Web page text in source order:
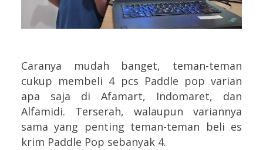
Caranya mudah banget, teman-teman
cukup membeli 4 pcs Paddle pop varian
apa saja di Afamart, Indomaret, dan
Alfamidi. Terserah, walaupun variannya
sama yang penting teman-teman beli es
krim Paddle Pop sebanyak 4.